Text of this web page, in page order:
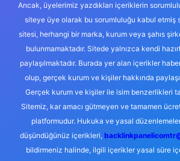
Ancak, üyelerimiz yazdıkları içeriklerin
siteye üye olarak bu sorumluluğu kabul etmiş
sitesi, herhangi bir marka, kurum veya şahıs
bulunmamaktadır. Sitede yalnızca kendi
paylaşılmaktadır. Burada yer alan içerikler
olup, gerçek kurum ve kişiler hakkında
Gerçek kurum ve kişiler ile isim benzerlikleri
Sitemiz, kar amacı gütmeyen ve tamamen
platformudur. Hukuka ve yasal
düşündüğünüz içerikleri,
bildirmeniz halinde, ilgili içerikler yasal süre